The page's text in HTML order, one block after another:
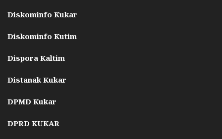
Diskominfo Kukar
Diskominfo Kutim
Dispora Kaltim
Distanak Kukar
DPMD Kukar
DPRD KUKAR